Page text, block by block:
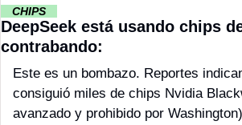
CHIPS
DeepSeek está usando chips
contrabando:
Este es un bombazo. Reportes
consiguió miles de chips Nvidia
avanzado y prohibido por Washington)